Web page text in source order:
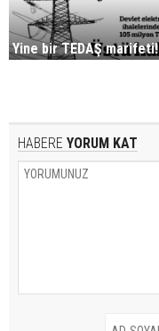
Yine bir TEDAŞ marifeti!
HABERE YORUM KAT